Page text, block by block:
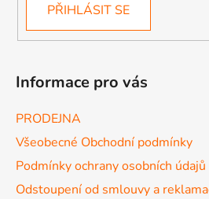
PŘIHLÁSIT SE
Informace pro vás
PRODEJNA
Všeobecné Obchodní podmínky
Podmínky ochrany osobních údajů
Odstoupení od smlouvy a